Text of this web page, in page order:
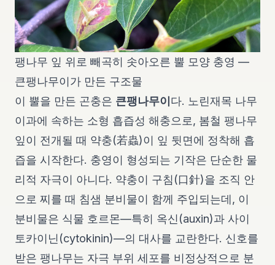
팽나무 잎 위로 빼곡히 솟아오른 뿔 모양 충영 —
큰팽나무이가 만든 구조물
이 뿔을 만든 곤충은 큰팽나무이 다. 노린재목 나무
이과에 속하는 소형 흡즙성 해충으로, 봄철 팽나무
잎이 전개될 때 약충(若蟲)이 잎 뒷면에 정착해 흡
즙을 시작한다. 충영이 형성되는 기작은 단순한 물
리적 자극이 아니다. 약충이 구침(口針)을 조직 안
으로 찌를 때 침샘 분비물이 함께 주입되는데, 이
분비물은 식물 호르몬—특히 옥신(auxin)과 사이
토카이닌(cytokinin)—의 대사를 교란한다. 신호를
받은 팽나무는 자극 부위 세포를 비정상적으로 분